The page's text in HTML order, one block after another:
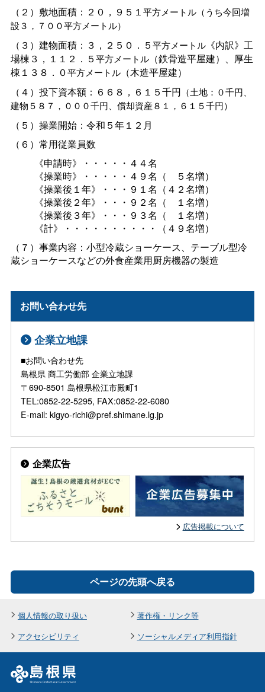
（２）敷地面積：２０，９５１ 平方メートル（うち今回増
設３，７００平方メートル）
（３）建物面積：３，２５０．５ 平方メートル《内訳》工
場棟３，１１２．５ 平方メートル（鉄骨造平屋建）、厚生
棟１３８．０平方メートル（木造平屋建）
（４）投下資本額：６６８，６１５千円 （土地：０千円、
建物５８７，０００千円、償却資産８１，６１５千円）
（５）操業開始：令和５年１２月
（６）常用従業員数
《申請時》・・・・・４４名
《操業時》・・・・・４９名 （
５名増）
《操業後１年》・・・９１名（４２名増）
《操業後２年》・・・９２名 （
１名増）
《操業後３年》・・・９３名 （
１名増）
《計》・・・・・・・・・・（４９名増）
（７）事業内容：小型冷蔵ショーケース、テーブル型冷
蔵ショーケースなどの外食産業用厨房機器の製造
お問い合わせ先
企業立地課
■お問い合わせ先
島根県 商工労働部 企業立地課
〒690-8501 島根県松江市殿町1
TEL:0852-22-5295, FAX:0852-22-6080
E-mail: kigyo-richi@pref.shimane.lg.jp
企業広告
広告掲載について
ページの先頭へ戻る
個人情報の取り扱い
著作権・リンク等
アクセシビリティ
ソーシャルメディア利用指針